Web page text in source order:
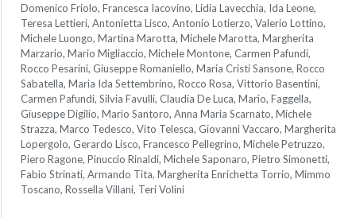
Domenico Friolo, Francesca Iacovino, Lidia Lavecchia, Ida Leone,
Teresa Lettieri, Antonietta Lisco, Antonio Lotierzo, Valerio Lottino,
Michele Luongo, Martina Marotta, Michele Marotta, Margherita
Marzario, Mario Migliaccio, Michele Montone, Carmen Pafundi,
Rocco Pesarini, Giuseppe Romaniello, Maria Cristi Sansone, Rocco
Sabatella, Maria Ida Settembrino, Rocco Rosa, Vittorio Basentini,
Carmen Pafundi, Silvia Favulli, Claudia De Luca, Mario, Faggella,
Giuseppe Digilio, Mario Santoro, Anna Maria Scarnato, Michele
Strazza, Marco Tedesco, Vito Telesca, Giovanni Vaccaro, Margherita
Lopergolo, Gerardo Lisco, Francesco Pellegrino, Michele Petruzzo,
Piero Ragone, Pinuccio Rinaldi, Michele Saponaro, Pietro Simonetti,
Fabio Strinati, Armando Tita, Margherita Enrichetta Torrio, Mimmo
Toscano, Rossella Villani, Teri Volini